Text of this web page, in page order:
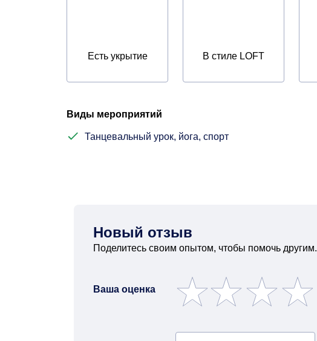
Есть укрытие В стиле LOFT
Виды мероприятий
Танцевальный урок, йога, спорт
Новый отзыв
Поделитесь своим опытом, чтобы помочь другим.
Ваша оценка